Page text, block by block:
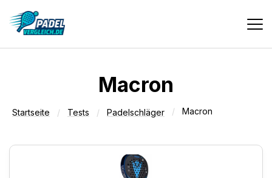
Tests
Macron
Startseite Tests Padelschläger Macron